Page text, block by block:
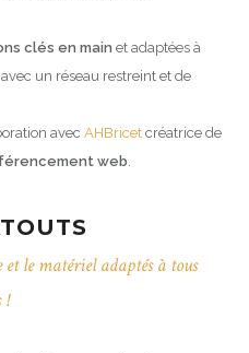
clés en mainet adaptées à
un réseau restreint et de
avecAHBricet créatrice de
web
et le matériel adaptés à tous
!